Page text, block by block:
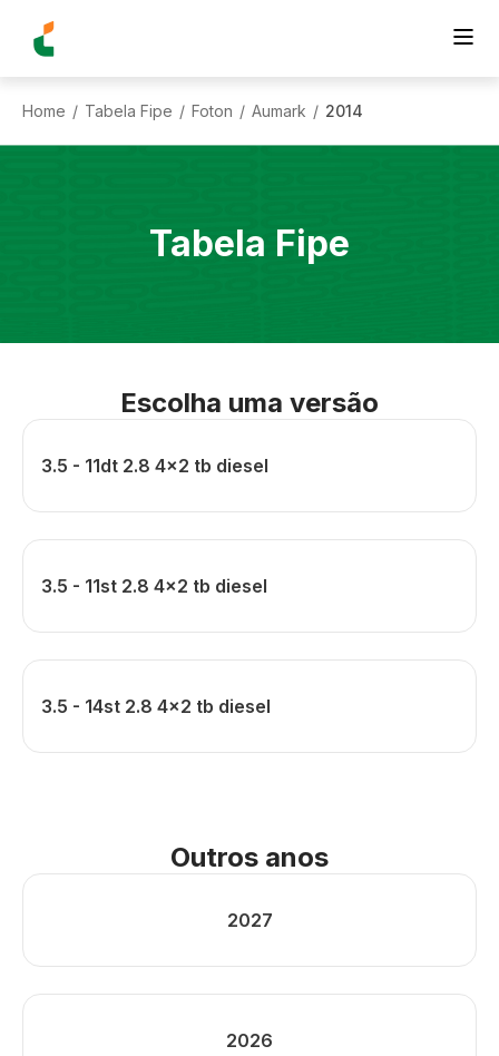
Home / Tabela Fipe / Foton / Aumark / 2014
Tabela Fipe
Escolha uma versão
3.5 - 11dt 2.8 4x2 tb diesel
3.5 - 11st 2.8 4x2 tb diesel
3.5 - 14st 2.8 4x2 tb diesel
Outros anos
2027
2026